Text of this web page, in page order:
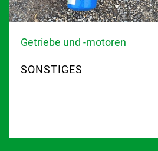
Getriebe und -motoren
SONSTIGES